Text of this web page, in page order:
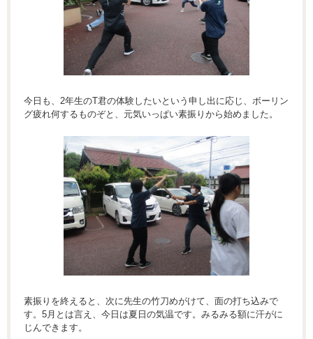
今日も、2年生のT君の体験したいという申し出に応じ、ボーリン
グ疲れ何するものぞと、元気いっぱい素振りから始めました。
素振りを終えると、次に先生の竹刀めがけて、面の打ち込みで
す。5月とは言え、今日は夏日の気温です。みるみる額に汗がに
じんできます。